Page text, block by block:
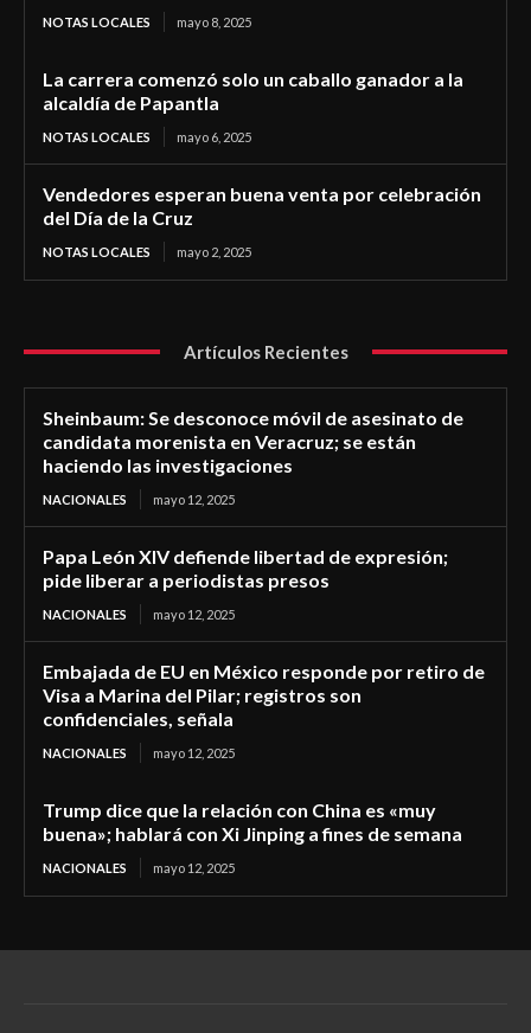
NOTAS LOCALES mayo 8, 2025
La carrera comenzó solo un caballo ganador a la
alcaldía de Papantla
NOTAS LOCALES mayo 6, 2025
Vendedores esperan buena venta por celebración
del Día de la Cruz
NOTAS LOCALES mayo 2, 2025
Artículos Recientes
Sheinbaum: Se desconoce móvil de asesinato de
candidata morenista en Veracruz; se están
haciendo las investigaciones
NACIONALES mayo 12, 2025
Papa León XIV defiende libertad de expresión;
pide liberar a periodistas presos
NACIONALES mayo 12, 2025
Embajada de EU en México responde por retiro de
Visa a Marina del Pilar; registros son
confidenciales, señala
NACIONALES mayo 12, 2025
Trump dice que la relación con China es «muy
buena»; hablará con Xi Jinping a fines de semana
NACIONALES mayo 12, 2025